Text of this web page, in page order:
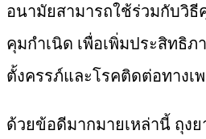
อนามัยสามารถใช้ร่วมกับวิธี
คุมกำเนิด เพื่อเพิ่มประสิทธิภ
ตั้งครรภ์และโรคติดต่อทางเ
ด้วยข้อดีมากมายเหล่านี้ ถุง